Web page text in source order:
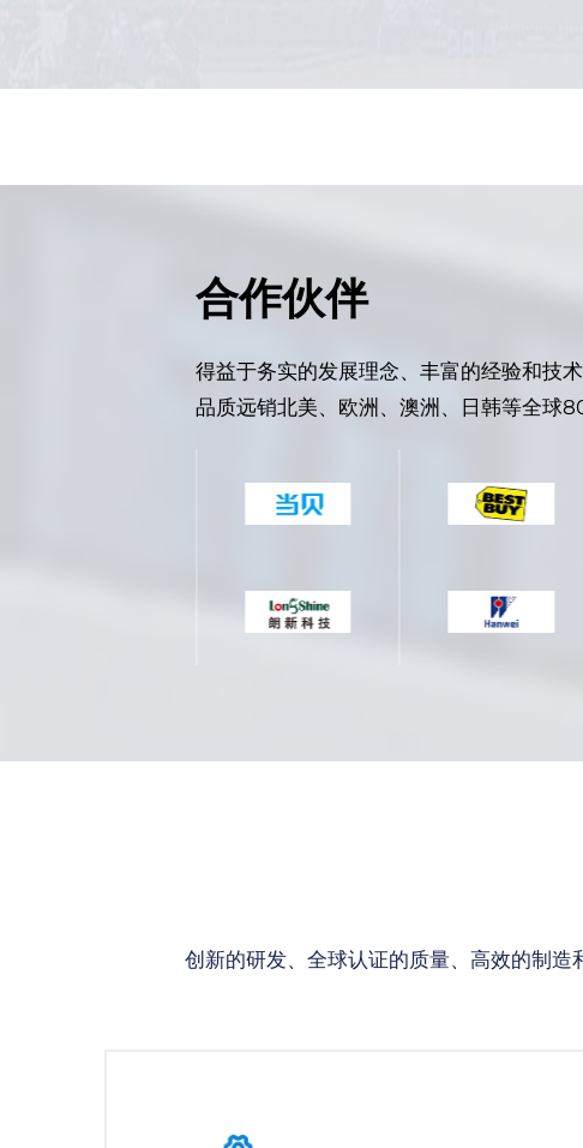
合作伙伴
得益于务实的发展理念、丰富的经验和技
品质远销北美、欧洲、澳洲、日韩等全球
创新的研发、全球认证的质量、高效的制